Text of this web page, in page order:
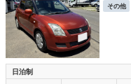
その他
日泊制